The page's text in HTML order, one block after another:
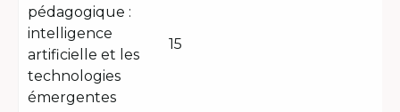
pédagogique :
intelligence
artificielle et les
technologies
émergentes
15